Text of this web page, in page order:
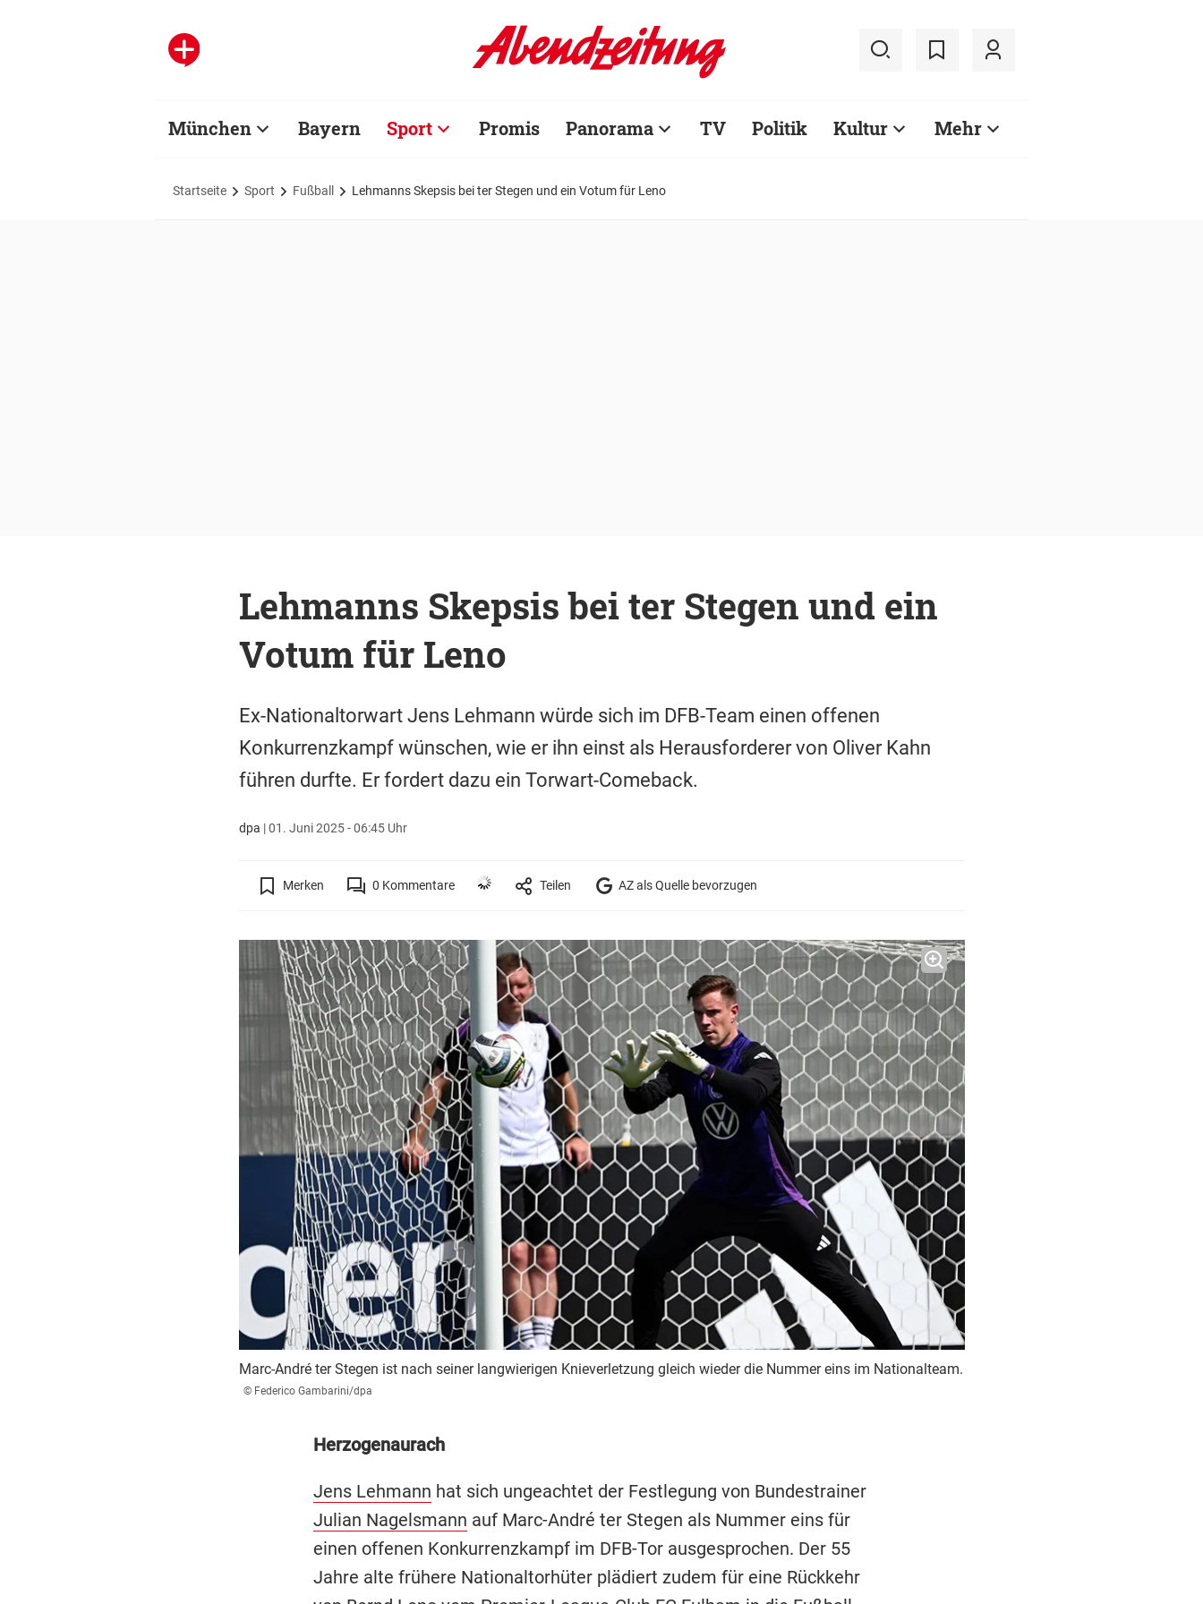
München Bayern Sport Promis Panorama TV Politik Kultur Mehr
Startseite Sport Fußball Lehmanns Skepsis bei ter Stegen und ein Votum für Leno
Lehmanns Skepsis bei ter Stegen und ein
Votum für Leno
Ex-Nationaltorwart Jens Lehmann würde sich im DFB-Team einen offenen
Konkurrenzkampf wünschen, wie er ihn einst als Herausforderer von Oliver Kahn
führen durfte. Er fordert dazu ein Torwart-Comeback.
dpa |01. Juni 2025 - 06:45 Uhr
Merken 0 Kommentare Teilen AZ als Quelle bevorzugen
Marc-André ter Stegen ist nach seiner langwierigen Knieverletzung gleich wieder die Nummer eins im Nationalteam.
© Federico Gambarini/dpa
Herzogenaurach
Jens Lehmann hat sich ungeachtet der Festlegung von Bundestrainer
Julian Nagelsmann auf Marc-André ter Stegen als Nummer eins für
einen offenen Konkurrenzkampf im DFB-Tor ausgesprochen. Der 55
Jahre alte frühere Nationaltorhüter plädiert zudem für eine Rückkehr